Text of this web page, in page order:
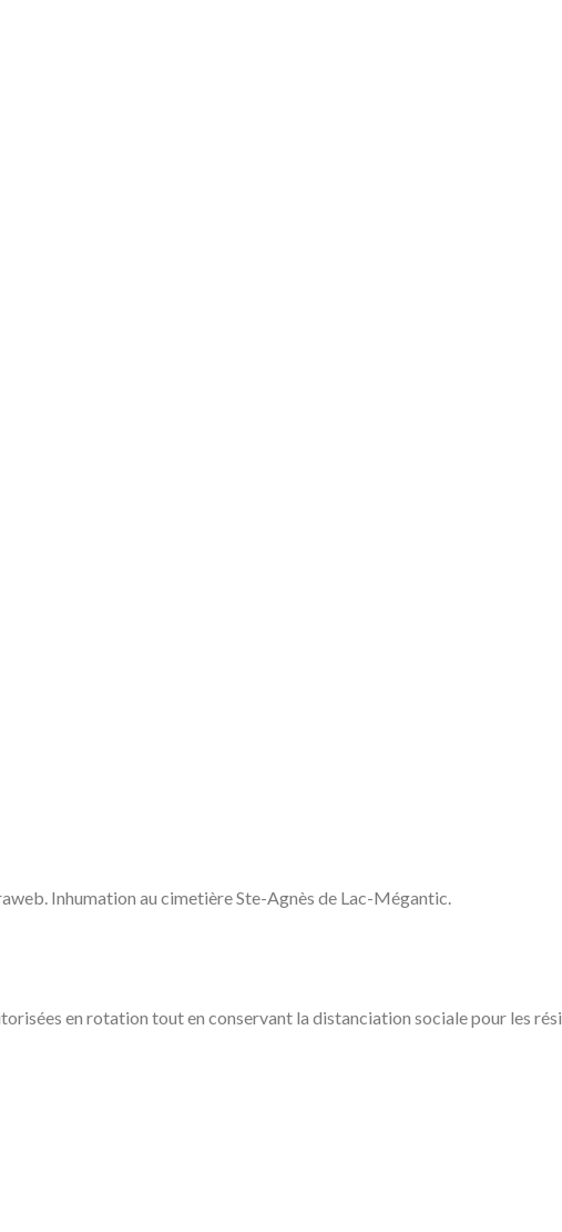
Inhumation au cimetière Ste-Agnès de Lac-Mégantic.
en rotation tout en conservant la distanciation sociale pour les